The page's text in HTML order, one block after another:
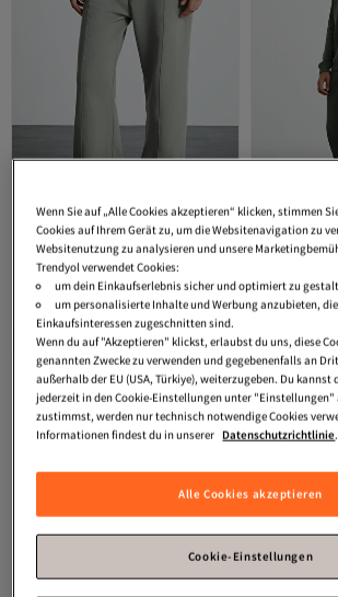
GRIMELANGE
REENA Damen-
Jogginghose aus 100 % Bio-
Baumwolle, gerippt, vorne offen,
Khaki
4.4 ( 13)
Versand kostenlos ab 35€
13,08 €
GRIMELANGE
Fleece-
Khaki
3.9 (
Versand
Gratis
Versand
46,
Wenn Sie auf „Alle Cookies akzeptieren“ klicken, stimmen
Cookies auf Ihrem Gerät zu, um die Websitenavigation zu
Websitenutzung zu analysieren und unsere
Trendyol verwendet Cookies:
um dein Einkaufserlebnis sicher und optimiert zu
um personalisierte Inhalte und Werbung anzubieten,
Einkaufsinteressen zugeschnitten sind.
Wenn du auf "Akzeptieren" klickst, erlaubst du uns, diese
genannten Zwecke zu verwenden und gegebenenfalls an
außerhalb der EU (USA, Türkiye), weiterzugeben. Du
jederzeit in den Cookie-Einstellungen unter "Einstellungen"
zustimmst, werden nur technisch notwendige Cookies
Informationen findest du in unserer Datenschutzrichtlinie.
Alle Cookies akzeptieren
Cookie-Einstellungen